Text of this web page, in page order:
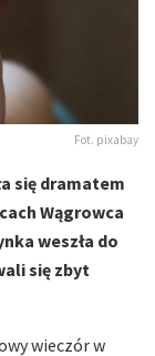
Fot. pixabay
się dramatem
Wągrowca
weszła do
się zbyt
wieczór w